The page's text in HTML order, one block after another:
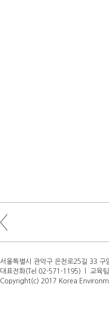
서울특별시 관악구 은천로25길 33
대표전화(Tel.02-571-1195) l 교육
Copyright(c) 2017 Korea